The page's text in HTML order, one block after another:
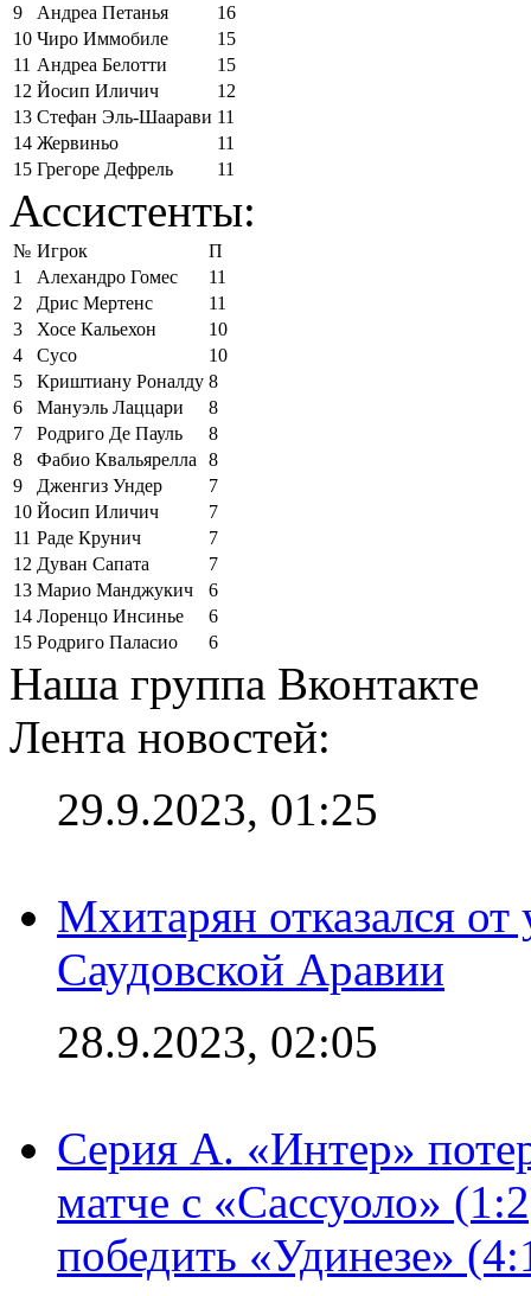
9
Андреа Петанья
16
10 Чиро Иммобиле
15
11 Андреа Белотти
15
12 Йосип Иличич
12
13 Стефан Эль-Шаарави 11
14 Жервиньо
11
15 Грегоре Дефрель 11
Ассистенты:
№ Игрок
П
1
Алехандро Гомес
11
2
Дрис Мертенс
11
3
Хосе Кальехон
10
4
Сусо
10
5
Криштиану Роналду 8
6
Мануэль Лаццари
8
7
Родриго Де Пауль
8
8
Фабио Квальярелла
8
9
Дженгиз Ундер
7
10 Йосип Иличич
7
11 Раде Крунич
7
12 Дуван Сапата
7
13 Марио Манджукич
6
14 Лоренцо Инсинье
6
15 Родриго Паласио 6
Наша группа Вконтакте
Лента новостей:
29.9.2023, 01:25
Мхитарян отказался от
Саудовской Аравии
28.9.2023, 02:05
Серия А. «Интер»
матче с «Сассуоло»
победить «Удинезе»